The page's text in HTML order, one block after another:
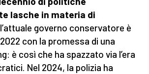
lasche in materia di
governo conservatore è
con la promessa di una
è così che ha spazzato via l’era
Nel 2024, la polizia ha